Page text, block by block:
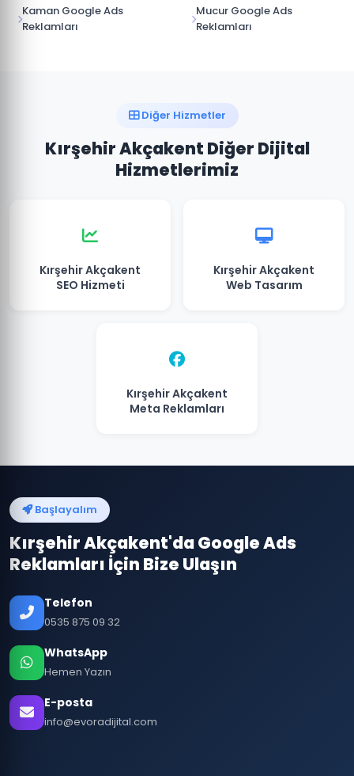
Kaman Google Ads
Reklamları
Mucur Google Ads
Reklamları
Diğer Hizmetler
Kırşehir Akçakent Diğer Dijital
Hizmetlerimiz
Kırşehir Akçakent
SEO Hizmeti
Kırşehir Akçakent
Web Tasarım
Kırşehir Akçakent
Meta Reklamları
Başlayalım
Kırşehir Akçakent'da Google Ads
Reklamları İçin Bize Ulaşın
Telefon
0535 875 09 32
WhatsApp
Hemen Yazın
E-posta
info@evoradijital.com